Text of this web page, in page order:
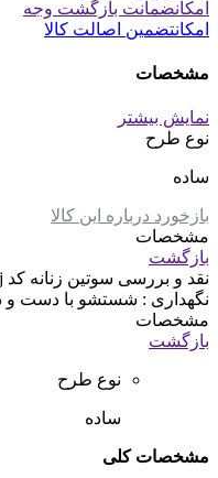
امکانضمانت بازگشت وجه
امکانتضمین اصالت کالا
مشخصات
نمایش بیشتر
نوع طرح
ساده
بازخورد درباره این کالا
مشخصات
بازگشت
نقد و بررسی سوتین زنانه کد 10010390j
نگهداری : شستشو با دست و
مشخصات
بازگشت
نوع طرح
ساده
مشخصات کلی